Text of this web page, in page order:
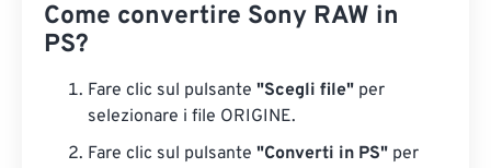
Come convertire Sony RAW in
PS?
Fare clic sul pulsante "Scegli file" per
selezionare i file ORIGINE.
Fare clic sul pulsante "Converti in PS" per